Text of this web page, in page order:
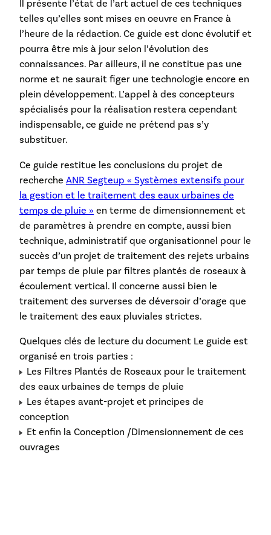
Il présente l’état de l’art actuel de ces techniques
telles qu’elles sont mises en oeuvre en France à
l’heure de la rédaction. Ce guide est donc évolutif et
pourra être mis à jour selon l’évolution des
connaissances. Par ailleurs, il ne constitue pas une
norme et ne saurait figer une technologie encore en
plein développement. L’appel à des concepteurs
spécialisés pour la réalisation restera cependant
indispensable, ce guide ne prétend pas s’y
substituer.
Ce guide restitue les conclusions du projet de
recherche ANR Segteup « Systèmes extensifs pour
la gestion et le traitement des eaux urbaines de
temps de pluie » en terme de dimensionnement et
de paramètres à prendre en compte, aussi bien
technique, administratif que organisationnel pour le
succès d’un projet de traitement des rejets urbains
par temps de pluie par filtres plantés de roseaux à
écoulement vertical. Il concerne aussi bien le
traitement des surverses de déversoir d’orage que
le traitement des eaux pluviales strictes.
Quelques clés de lecture du document Le guide est
organisé en trois parties :
Les Filtres Plantés de Roseaux pour le traitement
des eaux urbaines de temps de pluie
Les étapes avant-projet et principes de
conception
Et enfin la Conception /Dimensionnement de ces
ouvrages